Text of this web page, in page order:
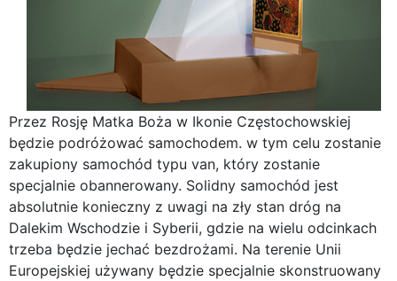
Przez Rosję Matka Boża w Ikonie Częstochowskiej
będzie podróżować samochodem. w tym celu zostanie
zakupiony samochód typu van, który zostanie
specjalnie obannerowany. Solidny samochód jest
absolutnie konieczny z uwagi na zły stan dróg na
Dalekim Wschodzie i Syberii, gdzie na wielu odcinkach
trzeba będzie jechać bezdrożami. Na terenie Unii
Europejskiej używany będzie specjalnie skonstruowany